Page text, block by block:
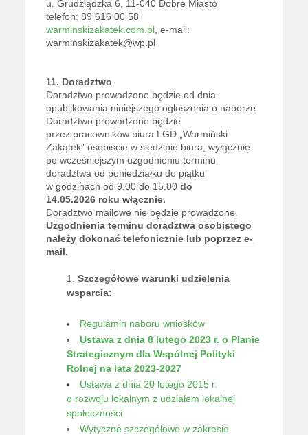
u. Grudziądzka 6, 11-040 Dobre Miasto
telefon: 89 616 00 58
warminskizakatek.com.pl , e-mail:
warminskizakatek@wp.pl
11. Doradztwo
Doradztwo prowadzone będzie od dnia
opublikowania niniejszego ogłoszenia o naborze.
Doradztwo prowadzone będzie
przez pracowników biura LGD „Warmiński
Zakątek” osobiście w siedzibie biura, wyłącznie
po wcześniejszym uzgodnieniu terminu
doradztwa od poniedziałku do piątku
w godzinach od 9.00 do 15.00do
14.05.2026 roku włącznie.
Doradztwo mailowe nie będzie prowadzone.
Uzgodnienia terminu doradztwa osobistego
należy dokonać telefonicznie lub poprzez e-
mail.
Szczegółowe warunki udzielenia
wsparcia:
Regulamin naboru wniosków
Ustawa z dnia 8 lutego 2023 r. o Planie
Strategicznym dla Wspólnej Polityki
Rolnej na lata 2023-2027
Ustawa z dnia 20 lutego 2015 r.
o rozwoju lokalnym z udziałem lokalnej
społeczności
Wytyczne szczegółowe w zakresie